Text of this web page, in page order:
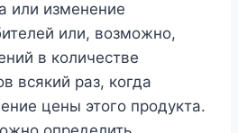
или изменение
или, возможно,
в количестве
всякий раз, когда
цены этого продукта.